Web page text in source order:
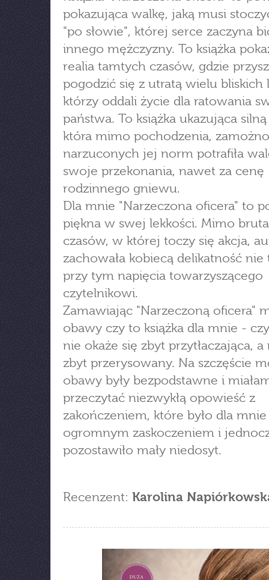
pokazująca walkę, jaką musi
"po słowie", której serce zaczyna
innego mężczyzny. To książka
realia tamtych czasów, gdzie
pogodzić się z utratą wielu bliskich
którzy oddali życie dla ratowania
państwa. To książka ukazująca
która mimo pochodzenia,
narzuconych jej norm potrafiła
swoje przekonania, nawet za cenę
rodzinnego gniewu.
Dla mnie "Narzeczona oficera" to
piękna w swej lekkości. Mimo
czasów, w której toczy się akcja,
zachowała kobiecą delikatność nie
przy tym napięcia towarzyszącego
czytelnikowi.
Zamawiając "Narzeczoną oficera"
obawy czy to książka dla mnie -
nie okaże się zbyt przytłaczająca,
zbyt przerysowany. Na szczęście
obawy były bezpodstawne i
przeczytać niezwykłą opowieść z
zakończeniem, które było dla mnie
ogromnym zaskoczeniem i
pozostawiło mały niedosyt.
Recenzent: Karolina